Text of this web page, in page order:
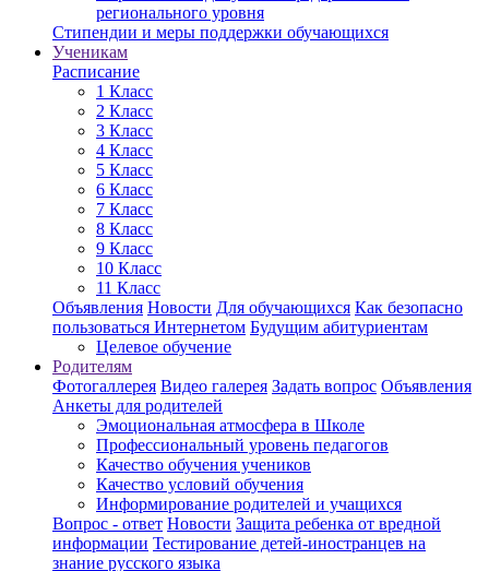
регионального уровня
Стипендии и меры поддержки обучающихся
Ученикам
Расписание
1 Класс
2 Класс
3 Класс
4 Класс
5 Класс
6 Класс
7 Класс
8 Класс
9 Класс
10 Класс
11 Класс
Объявления Новости Для обучающихся Как безопасно
пользоваться Интернетом Будущим абитуриентам
Целевое обучение
Родителям
Фотогаллерея Видео галерея Задать вопрос Объявления
Анкеты для родителей
Эмоциональная атмосфера в Школе
Профессиональный уровень педагогов
Качество обучения учеников
Качество условий обучения
Информирование родителей и учащихся
Вопрос - ответ Новости Защита ребенка от вредной
информации Тестирование детей-иностранцев на
знание русского языка